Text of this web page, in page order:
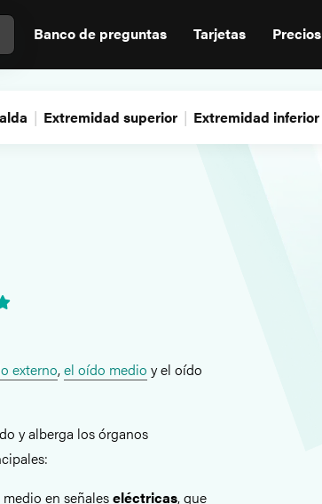
Banco de preguntas Tarjetas Precios
Extremidad superior Extremidad inferior
externo,el oído medio y el oído
y alberga los órganos
en señaleseléctricas, que